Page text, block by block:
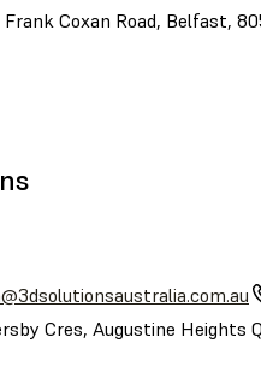
Coxan Road, Belfast,
Cres, Augustine Heights